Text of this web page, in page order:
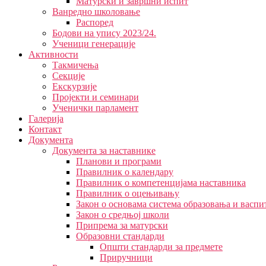
Ванредно школовање
Распоред
Бодови на упису 2023/24.
Ученици генерације
Активности
Такмичења
Секције
Екскурзије
Пројекти и семинари
Ученички парламент
Галерија
Контакт
Документа
Документа за наставнике
Планови и програми
Правилник о календару
Правилник о компетенцијама наставника
Правилник о оцењивању
Закон о основама система образовања и
Закон о средњој школи
Припрема за матурски
Образовни стандарди
Општи стандарди за предмете
Приручници